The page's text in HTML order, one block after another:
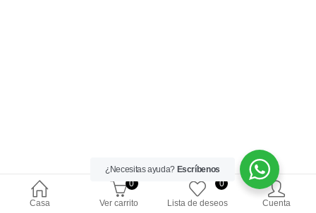
Casa
0
Ver carrito
0
Lista de deseos
Cuenta
¿Necesitas ayuda? Escríbenos